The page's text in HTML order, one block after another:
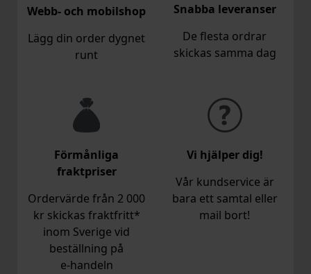
Webb- och mobilshop
Lägg din order dygnet
runt
Snabba leveranser
De flesta ordrar
skickas samma dag
Förmånliga
fraktpriser
Ordervärde från 2 000
kr skickas fraktfritt*
inom Sverige vid
beställning på
e‑handeln
Vi hjälper dig!
Vår kundservice är
bara ett samtal eller
mail bort!